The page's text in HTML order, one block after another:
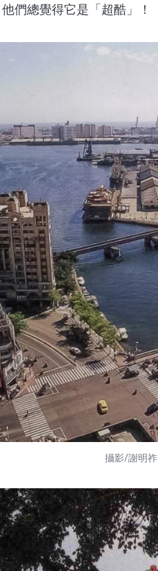
們總覺得它是「超酷」！
攝影/謝明祚